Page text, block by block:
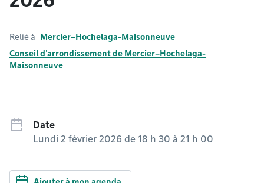
Relié à
Mercier–Hochelaga-Maisonneuve
Conseil d'arrondissement de Mercier–Hochelaga-
Maisonneuve
Date
Lundi 2 février 2026 de 18 h 30 à 21 h 00